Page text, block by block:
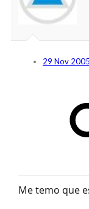
29 Nov 2005
Me temo que